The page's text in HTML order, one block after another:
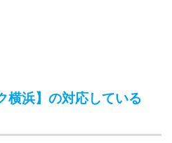
横浜】の対応している